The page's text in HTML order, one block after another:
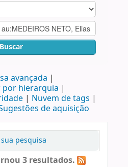
Buscar
avançada
por hierarquia
Nuvem de tags
de aquisição
pesquisa
3 resultados.